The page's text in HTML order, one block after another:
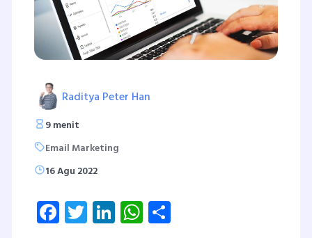
Raditya Peter Han
9 menit
Email Marketing
16 Agu 2022
Facebook
Twitter
LinkedInWhatsApp